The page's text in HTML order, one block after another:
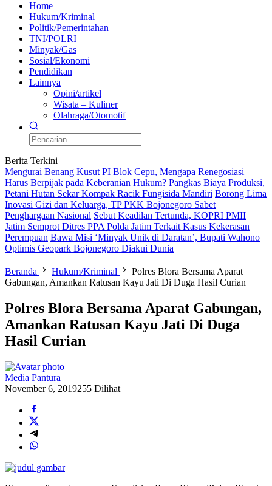
Home
Hukum/Kriminal
Politik/Pemerintahan
TNI/POLRI
Minyak/Gas
Sosial/Ekonomi
Pendidikan
Lainnya
Opini/artikel
Wisata – Kuliner
Olahraga/Otomotif
Berita Terkini
Mengurai Benang Kusut PI Blok Cepu, Mengapa Renegosiasi
Harus Berpijak pada Keberanian Hukum? Pangkas Biaya Produksi,
Petani Hutan Sekar Kompak Racik Fungisida Mandiri Borong Lima
Inovasi Gizi dan Keluarga, TP PKK Bojonegoro Sabet
Penghargaan Nasional Sebut Keadilan Tertunda, KOPRI PMII
Jatim Semprot Ditres PPA Polda Jatim Terkait Kasus Kekerasan
Perempuan Bawa Misi ‘Minyak Unik di Daratan’, Bupati Wahono
Optimis Geopark Bojonegoro Diakui Dunia
Beranda Hukum/Kriminal
Polres Blora Bersama Aparat
Gabungan, Amankan Ratusan Kayu Jati Di Duga Hasil Curian
Polres Blora Bersama Aparat Gabungan,
Amankan Ratusan Kayu Jati Di Duga
Hasil Curian
Media Pantura
November 6, 2019255 Dilihat